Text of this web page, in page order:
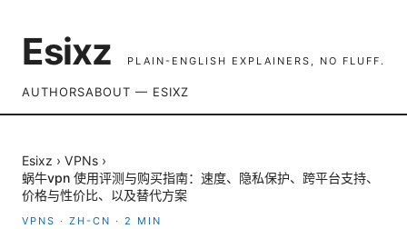
Esixz PLAIN-ENGLISH EXPLAINERS, NO FLUFF.
AUTHORSABOUT — ESIXZ
Esixz › VPNs ›
蜗牛vpn 使用评测与购买指南：速度、隐私保护、跨平台支持、
价格与性价比、以及替代方案
VPNS · ZH-CN · 2 MIN